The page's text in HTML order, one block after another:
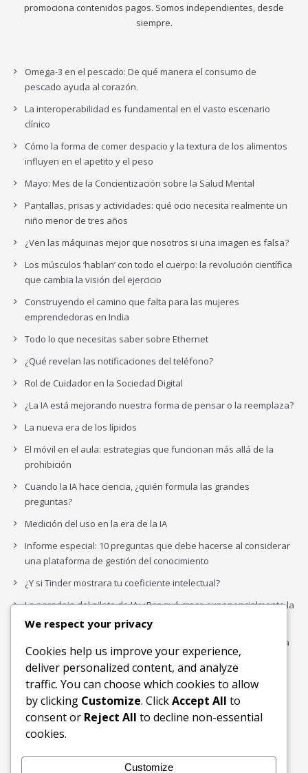
promociona contenidos pagos. Somos independientes, desde
siempre.
Omega-3 en el pescado: De qué manera el consumo de
pescado ayuda al corazón.
La interoperabilidad es fundamental en el vasto escenario
clínico
Cómo la forma de comer despacio y la textura de los alimentos
influyen en el apetito y el peso
Mayo: Mes de la Concientización sobre la Salud Mental
Pantallas, prisas y actividades: qué ocio necesita realmente un
niño menor de tres años
¿Ven las máquinas mejor que nosotros si una imagen es falsa?
Los músculos ‘hablan’ con todo el cuerpo: la revolución científica
que cambia la visión del ejercicio
Construyendo el camino que falta para las mujeres
emprendedoras en India
Todo lo que necesitas saber sobre Ethernet
¿Qué revelan las notificaciones del teléfono?
Rol de Cuidador en la Sociedad Digital
¿La IA está mejorando nuestra forma de pensar o la reemplaza?
La nueva era de los lípidos
El móvil en el aula: estrategias que funcionan más allá de la
prohibición
Cuando la IA hace ciencia, ¿quién formula las grandes
preguntas?
Medición del uso en la era de la IA
Informe especial: 10 preguntas que debe hacerse al considerar
una plataforma de gestión del conocimiento
¿Y si Tinder mostrara tu coeficiente intelectual?
La paradoja del piloto de IA: ¿Por qué crece exponencialmente la
complejidad de la IA empresarial?
Los organigramas de marketing se crearon para los canales. La
IA acaba de dejarlos obsoletos.
Buscar
Buscar
We respect your privacy
Cookies help us improve your experience,
deliver personalized content, and analyze
traffic. You can choose which cookies to allow
by clicking Customize. ClickAccept All to
consent or Reject All to decline non-essential
cookies.
Customize